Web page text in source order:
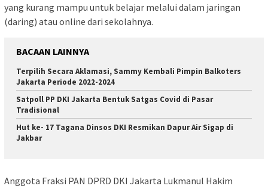
yang kurang mampu untuk belajar melalui dalam jaringan
(daring) atau online dari sekolahnya.
BACAAN LAINNYA
Terpilih Secara Aklamasi, Sammy Kembali Pimpin Balkoters
Jakarta Periode 2022-2024
Satpoll PP DKI Jakarta Bentuk Satgas Covid di Pasar
Tradisional
Hut ke- 17 Tagana Dinsos DKI Resmikan Dapur Air Sigap di
Jakbar
Anggota Fraksi PAN DPRD DKI Jakarta Lukmanul Hakim